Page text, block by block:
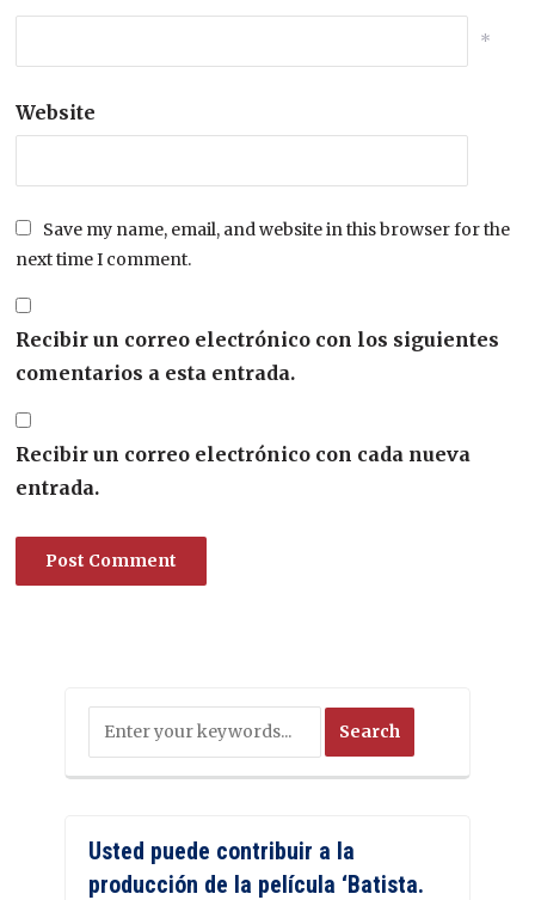
*
Website
Save my name, email, and website in this browser for the
next time I comment.
Recibir un correo electrónico con los siguientes
comentarios a esta entrada.
Recibir un correo electrónico con cada nueva
entrada.
Usted puede contribuir a la
producción de la película ‘Batista.